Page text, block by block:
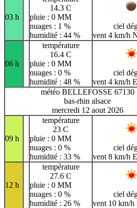
03 h
14.3 C
pluie : 0 MM
nuages : 1 %
humidité : 44 %
ciel
vent 4 km/h
06 h
température
16.4 C
pluie : 0 MM
nuages : 0 %
humidité : 48 %
ciel
vent 4 km/h
météo BELLEFOSSE 67130
bas-rhin alsace
mercredi 12 aout 2026
09 h
température
23 C
pluie : 0 MM
nuages : 0 %
humidité : 33 %
ciel
vent 8 km/h
12 h
température
27.6 C
pluie : 0 MM
nuages : 0 %
humidité : 26 %
ciel
vent 10 km/h